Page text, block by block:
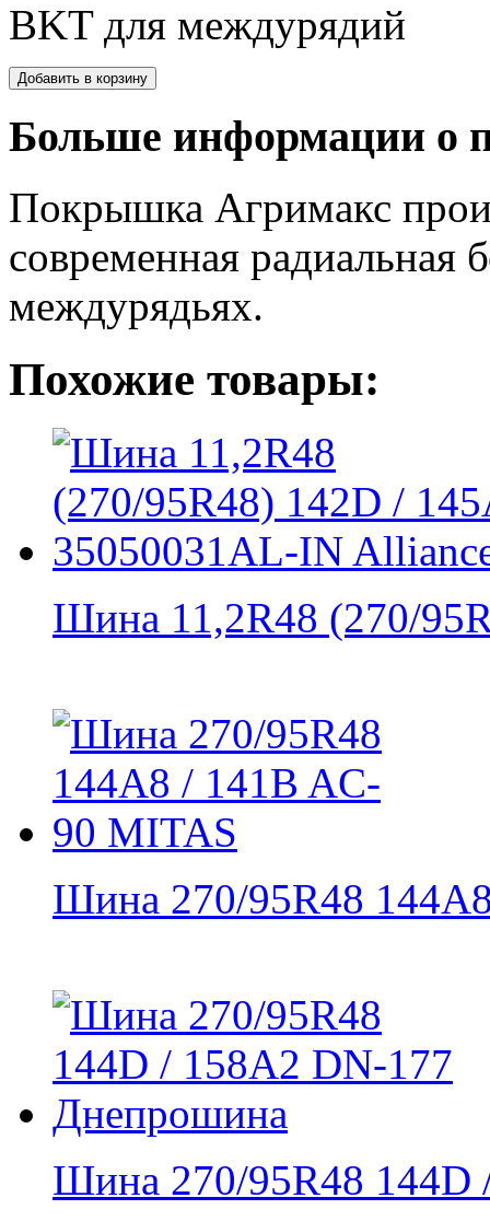
BKT для междурядий
Больше информации о
Покрышка Агримакс
современная радиальная
междурядьях.
Похожие товары:
Шина 11,2R48 (270/
Шина 270/95R48
Шина 270/95R48 144D